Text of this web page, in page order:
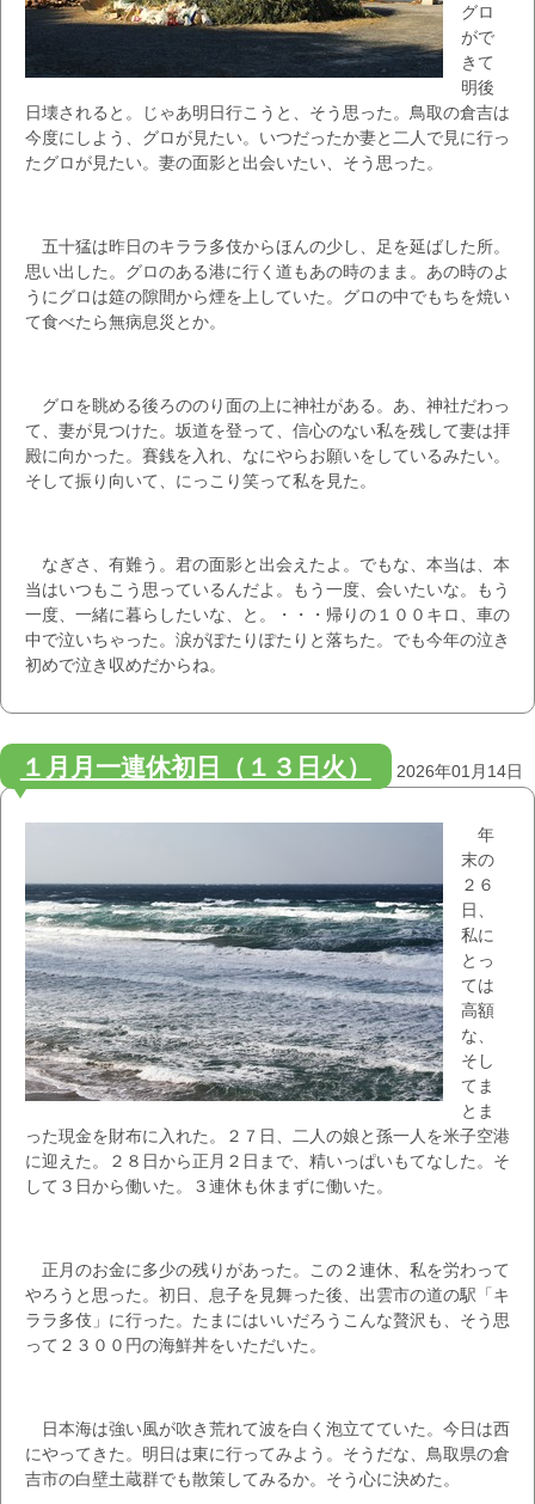
グロ
がで
きて
明後
日壊されると。じゃあ明日行こうと、そう思った。鳥取の倉吉は
今度にしよう、グロが見たい。いつだったか妻と二人で見に行っ
たグロが見たい。妻の面影と出会いたい、そう思った。
五十猛は昨日のキララ多伎からほんの少し、足を延ばした所。
思い出した。グロのある港に行く道もあの時のまま。あの時のよ
うにグロは筵の隙間から煙を上していた。グロの中でもちを焼い
て食べたら無病息災とか。
グロを眺める後ろののり面の上に神社がある。あ、神社だわっ
て、妻が見つけた。坂道を登って、信心のない私を残して妻は拝
殿に向かった。賽銭を入れ、なにやらお願いをしているみたい。
そして振り向いて、にっこり笑って私を見た。
なぎさ、有難う。君の面影と出会えたよ。でもな、本当は、本
当はいつもこう思っているんだよ。もう一度、会いたいな。もう
一度、一緒に暮らしたいな、と。・・・帰りの１００キロ、車の
中で泣いちゃった。涙がぽたりぽたりと落ちた。でも今年の泣き
初めで泣き収めだからね。
１月月一連休初日（１３日火） 2026年01月14日
年
末の
２６
日、
私に
とっ
ては
高額
な、
そし
てま
とま
った現金を財布に入れた。２７日、二人の娘と孫一人を米子空港
に迎えた。２８日から正月２日まで、精いっぱいもてなした。そ
して３日から働いた。３連休も休まずに働いた。
正月のお金に多少の残りがあった。この２連休、私を労わって
やろうと思った。初日、息子を見舞った後、出雲市の道の駅「キ
ララ多伎」に行った。たまにはいいだろうこんな贅沢も、そう思
って２３００円の海鮮丼をいただいた。
日本海は強い風が吹き荒れて波を白く泡立てていた。今日は西
にやってきた。明日は東に行ってみよう。そうだな、鳥取県の倉
吉市の白壁土蔵群でも散策してみるか。そう心に決めた。